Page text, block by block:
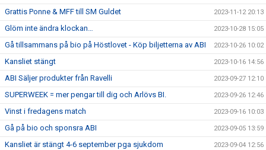
Grattis Ponne & MFF till SM Guldet 2023-11-12 20:13
Glöm inte ändra klockan… 2023-10-28 15:05
Gå tillsammans på bio på Höstlovet - Köp biljetterna av ABI 2023-10-26 10:02
Kansliet stängt 2023-10-16 14:56
ABI Säljer produkter från Ravelli 2023-09-27 12:10
SUPERWEEK = mer pengar till dig och Arlövs BI. 2023-09-26 12:46
Vinst i fredagens match 2023-09-16 10:03
Gå på bio och sponsra ABI 2023-09-05 13:59
Kansliet är stängt 4-6 september pga sjukdom 2023-09-04 12:56